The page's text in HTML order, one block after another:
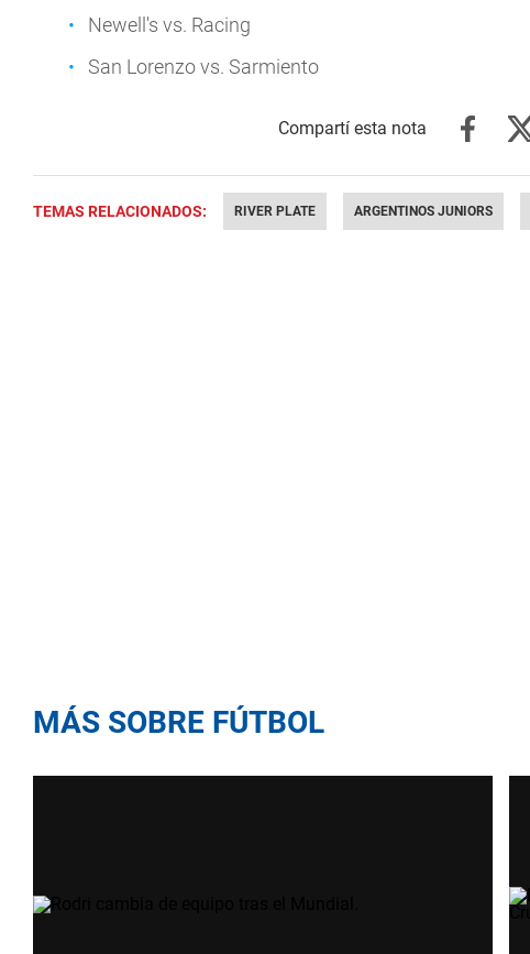
Newell's vs. Racing
San Lorenzo vs. Sarmiento
TEMAS RELACIONADOS: RIVER PLATE ARGENTINOS JUNIORS
MÁS SOBRE FÚTBOL